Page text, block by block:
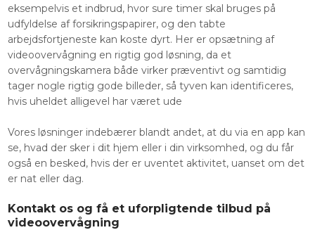
eksempelvis et indbrud, hvor sure timer skal bruges på
udfyldelse af forsikringspapirer, og den tabte
arbejdsfortjeneste kan koste dyrt. Her er opsætning af
videoovervågning en rigtig god løsning, da et
overvågningskamera både virker præventivt og samtidig
tager nogle rigtig gode billeder, så tyven kan identificeres,
hvis uheldet alligevel har været ude
Vores løsninger indebærer blandt andet, at du via en app kan
se, hvad der sker i dit hjem eller i din virksomhed, og du får
også en besked, hvis der er uventet aktivitet, uanset om det
er nat eller dag.
Kontakt os og få et uforpligtende tilbud på
videoovervågning